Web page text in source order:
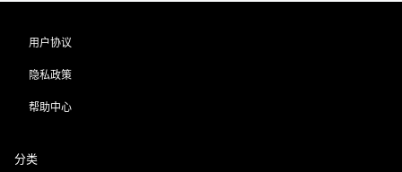
用户协议
隐私政策
帮助中心
分类